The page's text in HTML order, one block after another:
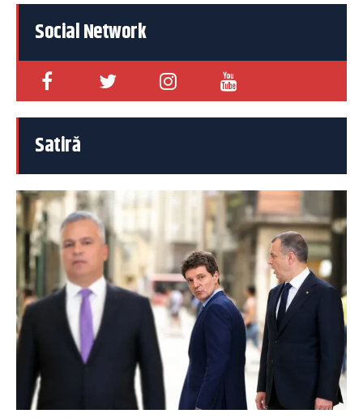
Social Network
Satiră